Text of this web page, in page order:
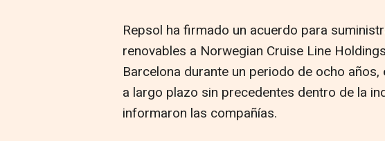
Repsol ha firmado un acuerdo para
renovables a Norwegian Cruise Line
Barcelona durante un periodo de ocho
a largo plazo sin precedentes dentro de la
informaron las compañías.